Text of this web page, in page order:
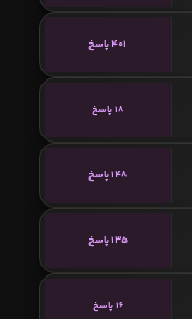
401 پاسخ
18 پاسخ
148 پاسخ
135 پاسخ
16 پاسخ